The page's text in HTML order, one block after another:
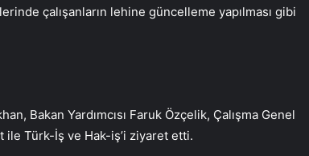
çalışanların lehine güncelleme yapılması gibi
Bakan Yardımcısı Faruk Özçelik, Çalışma Genel
Türk-İş ve Hak-iş’i ziyaret etti.